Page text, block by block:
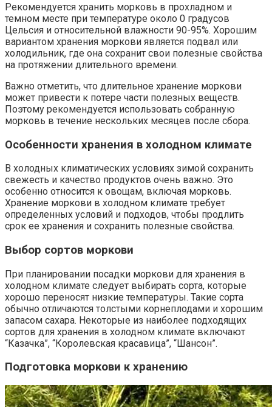
Рекомендуется хранить морковь в прохладном и
темном месте при температуре около 0 градусов
Цельсия и относительной влажности 90-95%. Хорошим
вариантом хранения моркови является подвал или
холодильник, где она сохранит свои полезные свойства
на протяжении длительного времени.
Важно отметить, что длительное хранение моркови
может привести к потере части полезных веществ.
Поэтому рекомендуется использовать собранную
морковь в течение нескольких месяцев после сбора.
Особенности хранения в холодном климате
В холодных климатических условиях зимой сохранить
свежесть и качество продуктов очень важно. Это
особенно относится к овощам, включая морковь.
Хранение моркови в холодном климате требует
определенных условий и подходов, чтобы продлить
срок ее хранения и сохранить полезные свойства.
Выбор сортов моркови
При планировании посадки моркови для хранения в
холодном климате следует выбирать сорта, которые
хорошо переносят низкие температуры. Такие сорта
обычно отличаются толстыми корнеплодами и хорошим
запасом сахара. Некоторые из наиболее подходящих
сортов для хранения в холодном климате включают
“Казачка”, “Королевская красавица”, “Шансон”.
Подготовка моркови к хранению